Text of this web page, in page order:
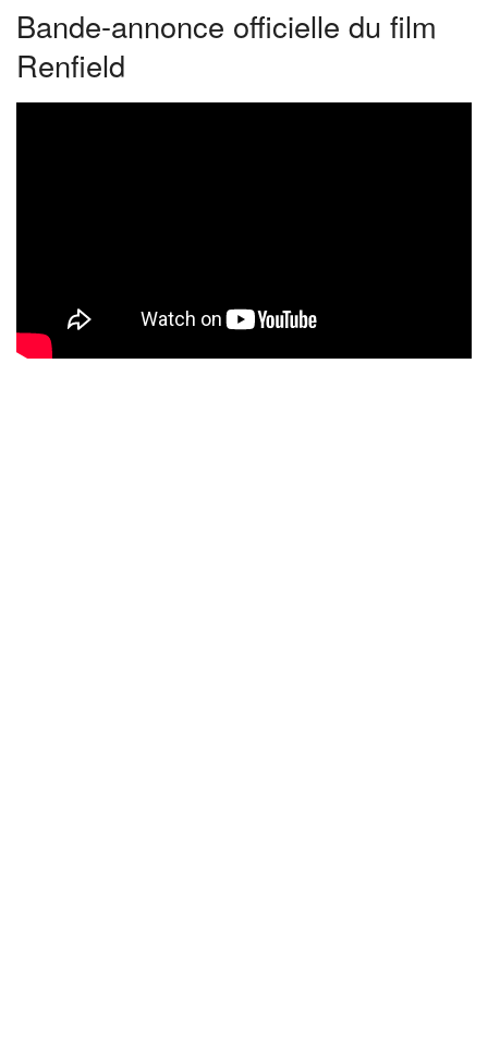
Bande-annonce officielle du film
Renfield